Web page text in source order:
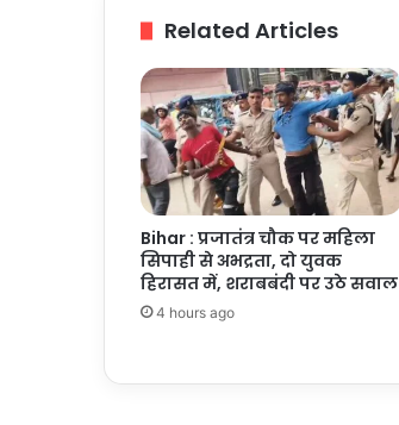
जीता
दिल
Related Articles
Bihar : प्रजातंत्र चौक पर महिला
सिपाही से अभद्रता, दो युवक
हिरासत में, शराबबंदी पर उठे सवाल
4 hours ago